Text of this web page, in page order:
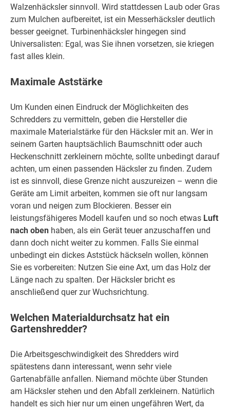
Walzenhäcksler sinnvoll. Wird stattdessen Laub oder Gras
zum Mulchen aufbereitet, ist ein Messerhäcksler deutlich
besser geeignet. Turbinenhäcksler hingegen sind
Universalisten: Egal, was Sie ihnen vorsetzen, sie kriegen
fast alles klein.
Maximale Aststärke
Um Kunden einen Eindruck der Möglichkeiten des
Schredders zu vermitteln, geben die Hersteller die
maximale Materialstärke für den Häcksler mit an. Wer in
seinem Garten hauptsächlich Baumschnitt oder auch
Heckenschnitt zerkleinern möchte, sollte unbedingt darauf
achten, um einen passenden Häcksler zu finden. Zudem
ist es sinnvoll, diese Grenze nicht auszureizen – wenn die
Geräte am Limit arbeiten, kommen sie oft nur langsam
voran und neigen zum Blockieren. Besser ein
leistungsfähigeres Modell kaufen und so noch etwas Luft
nach oben haben, als ein Gerät teuer anzuschaffen und
dann doch nicht weiter zu kommen. Falls Sie einmal
unbedingt ein dickes Aststück häckseln wollen, können
Sie es vorbereiten: Nutzen Sie eine Axt, um das Holz der
Länge nach zu spalten. Der Häcksler bricht es
anschließend quer zur Wuchsrichtung.
Welchen Materialdurchsatz hat ein
Gartenshredder?
Die Arbeitsgeschwindigkeit des Shredders wird
spätestens dann interessant, wenn sehr viele
Gartenabfälle anfallen. Niemand möchte über Stunden
am Häcksler stehen und den Abfall zerkleinern. Natürlich
handelt es sich hier nur um einen ungefähren Wert, da